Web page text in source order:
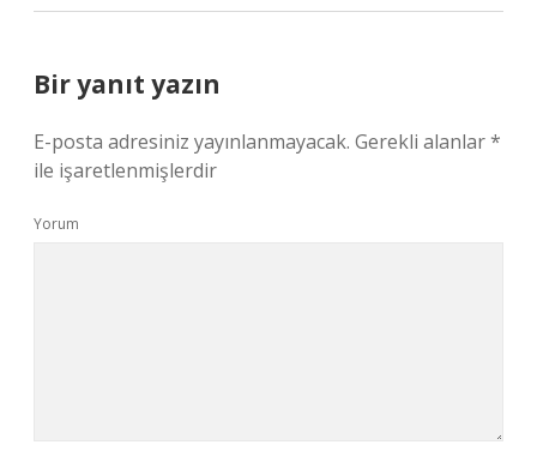
Bir yanıt yazın
E-posta adresiniz yayınlanmayacak. Gerekli alanlar*
ile işaretlenmişlerdir
Yorum